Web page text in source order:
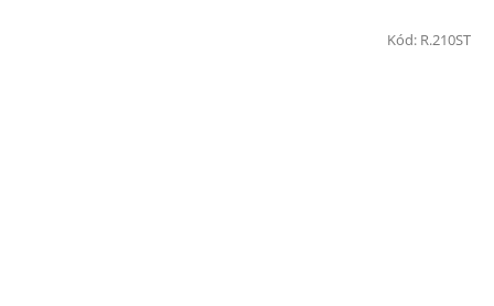
Kód: R.210ST